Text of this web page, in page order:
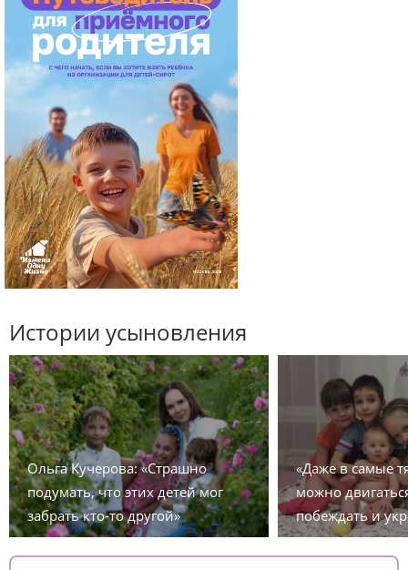
Истории усыновления
Ольга Кучерова: «Страшно
подумать, что этих детей мог
забрать кто-то другой»
«Даже в самые
можно
побеждать и